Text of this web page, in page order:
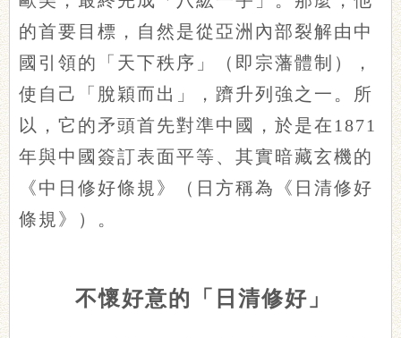
的首要目標，自然是從亞洲內部裂解由中
國引領的「天下秩序」（即宗藩體制），
使自己「脫穎而出」，躋升列強之一。所
以，它的矛頭首先對準中國，於是在1871
年與中國簽訂表面平等、其實暗藏玄機的
《中日修好條規》（日方稱為《日清修好
條規》）。
不懷好意的「日清修好」